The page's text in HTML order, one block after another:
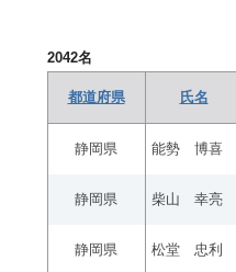
2042名
都道府県 氏名
静岡県 能勢 博喜
静岡県 柴山 幸亮
静岡県 松堂 忠利